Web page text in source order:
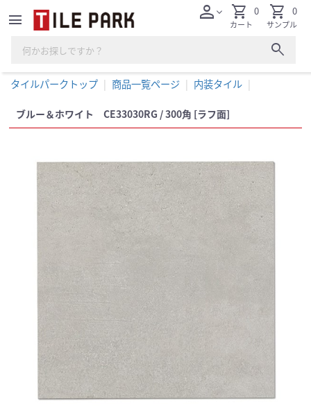
menu
search
personexpand_more shopping_cart
カート
0 shopping_cart
サンプル
0
タイルパークトップ 商品一覧ページ 内装タイル
ブルー＆ホワイト CE33030RG / 300角 [ラフ面]